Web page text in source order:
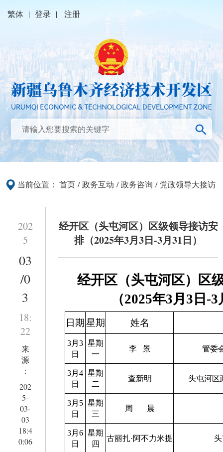
繁体 | 登录 | 注册
当前位置： 首页 /政务互动 /政务咨询 / 党政领导大接访
202
5
03
/0
3
18:
22
来
源
：
202
5-
03-
03
18:4
0:06
经开区（头屯河区）区级领导接访安
排（2025年3月3日-3月31日）
经开区（头屯河区）区
（2025年3月 3 日 -3
日期星期 姓名
3月3
日
星期
一
李 景 管委
3月4
日
星期
二
查新明 头屯河区
3月5
日
星期
三
周 晨
3月6
日
星期
四
古丽扎·阿不力米提